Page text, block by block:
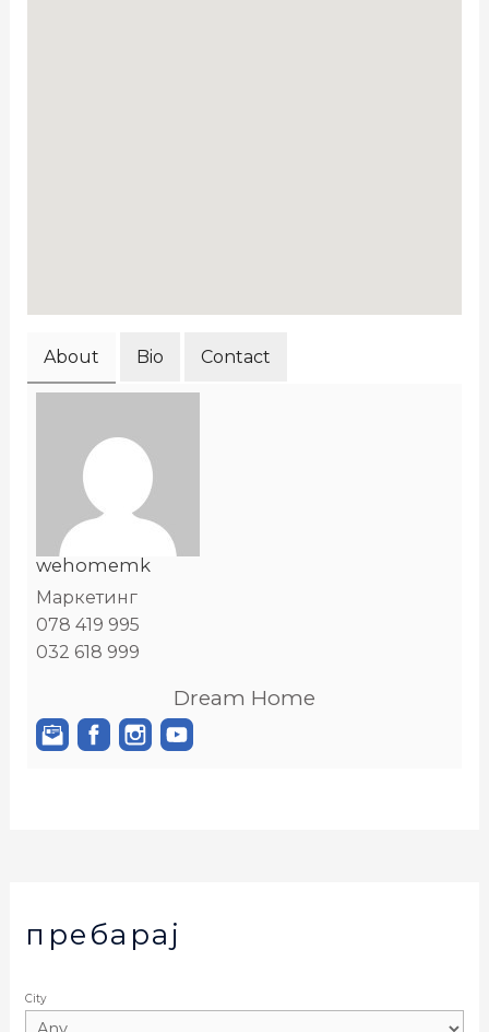
About Bio Contact
wehomemk
Маркетинг
078 419 995
032 618 999
Dream Home
пребарај
City